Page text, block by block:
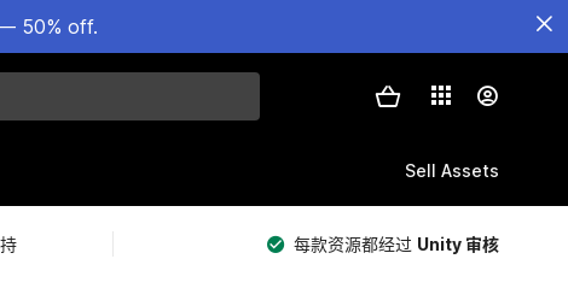
50% off.
Sell Assets
每款资源都经过 Unity 审核